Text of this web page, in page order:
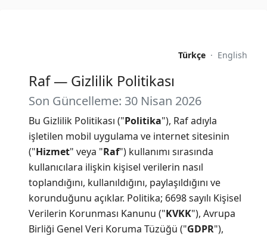
Türkçe · English
Raf — Gizlilik Politikası
Son Güncelleme: 30 Nisan 2026
Bu Gizlilik Politikası ("Politika"), Raf adıyla
işletilen mobil uygulama ve internet sitesinin
("Hizmet" veya "Raf") kullanımı sırasında
kullanıcılara ilişkin kişisel verilerin nasıl
toplandığını, kullanıldığını, paylaşıldığını ve
korunduğunu açıklar. Politika; 6698 sayılı Kişisel
Verilerin Korunması Kanunu ("KVKK"), Avrupa
Birliği Genel Veri Koruma Tüzüğü ("GDPR"),